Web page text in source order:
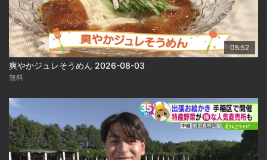
05:52
爽やかジュレそうめん 2026-08-03
無料